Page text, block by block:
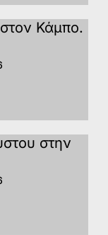
Κάμπο.
στην